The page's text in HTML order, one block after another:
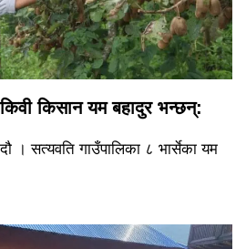
किसान यम बहादुर भन्छन्:
। सत्यवति गाउँपालिका ८ भार्सेका यम